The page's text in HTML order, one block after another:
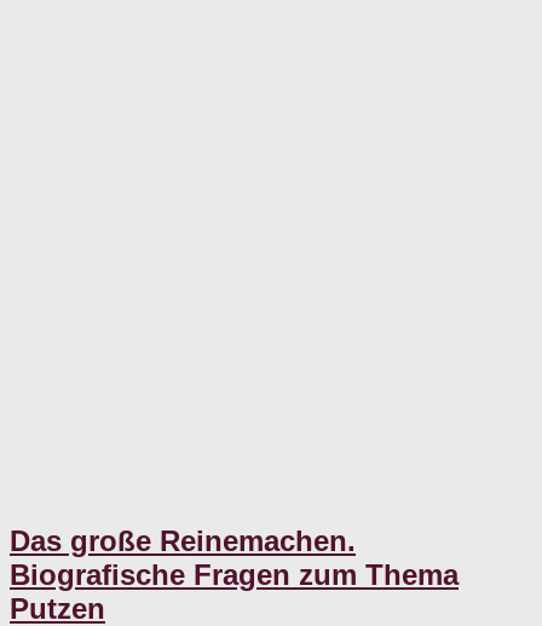
Das große Reinemachen.
Biografische Fragen zum Thema
Putzen